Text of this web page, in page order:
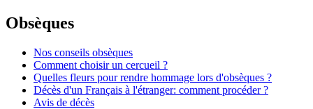
Obsèques
Nos conseils obsèques
Comment choisir un cercueil ?
Quelles fleurs pour rendre hommage lors d'obsèques ?
Décès d'un Français à l'étranger: comment procéder ?
Avis de décès